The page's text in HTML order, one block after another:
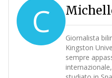
C
Giornalista
Kingston
sempre